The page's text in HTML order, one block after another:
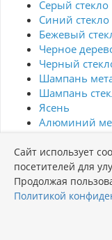
Серый стекло
Синий стекло
Бежевый
Черное
Черный
Шампань
Шампань
Ясень
Алюминий
Бордо
Бронза
Венге
Голубой
Сайт использует
посетителей для
Продолжая
Политикой